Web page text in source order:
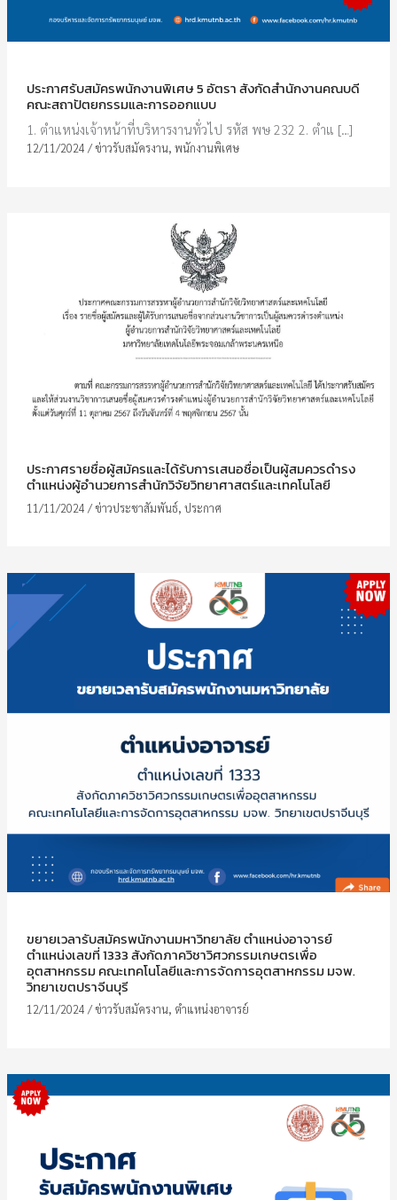
ประกาศรับสมัครพนักงานพิเศษ 5 อัตรา สังกัดสำนักงานคณบดี
คณะสถาปัตยกรรมและการออกแบบ
1. ตำแหน่งเจ้าหน้าที่บริหารงานทั่วไป รหัส พษ 232 2. ตำแ […]
12/11/2024 /ข่าวรับสมัครงาน, พนักงานพิเศษ
ประกาศรายชื่อผู้สมัครและได้รับการเสนอชื่อเป็นผู้สมควรดำรง
ตำแหน่งผู้อำนวยการสำนักวิจัยวิทยาศาสตร์และเทคโนโลยี
11/11/2024 /ข่าวประชาสัมพันธ์, ประกาศ
ขยายเวลารับสมัครพนักงานมหาวิทยาลัย ตำแหน่งอาจารย์
ตำแหน่งเลขที่ 1333 สังกัดภาควิชาวิศวกรรมเกษตรเพื่อ
อุตสาหกรรม คณะเทคโนโลยีและการจัดการอุตสาหกรรม มจพ.
วิทยาเขตปราจีนบุรี
12/11/2024 /ข่าวรับสมัครงาน, ตำแหน่งอาจารย์